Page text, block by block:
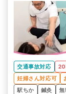
交通事故対応 20
妊婦さん対応可
駅ちか
鍼灸 無